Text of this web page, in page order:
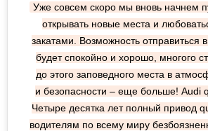
Уже совсем скоро мы вновь начнем
открывать новые места и
закатами. Возможность отправиться
будет спокойно и хорошо, многого
до этого заповедного места в
и безопасности – еще больше! Audi
Четыре десятка лет полный привод
водителям по всему миру